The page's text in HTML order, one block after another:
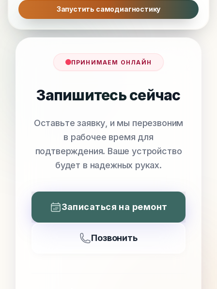
Запустить самодиагностику
ПРИНИМАЕМ ОНЛАЙН
Запишитесь сейчас
Оставьте заявку, и мы перезвоним
в рабочее время для
подтверждения. Ваше устройство
будет в надежных руках.
Записаться на ремонт
Позвонить